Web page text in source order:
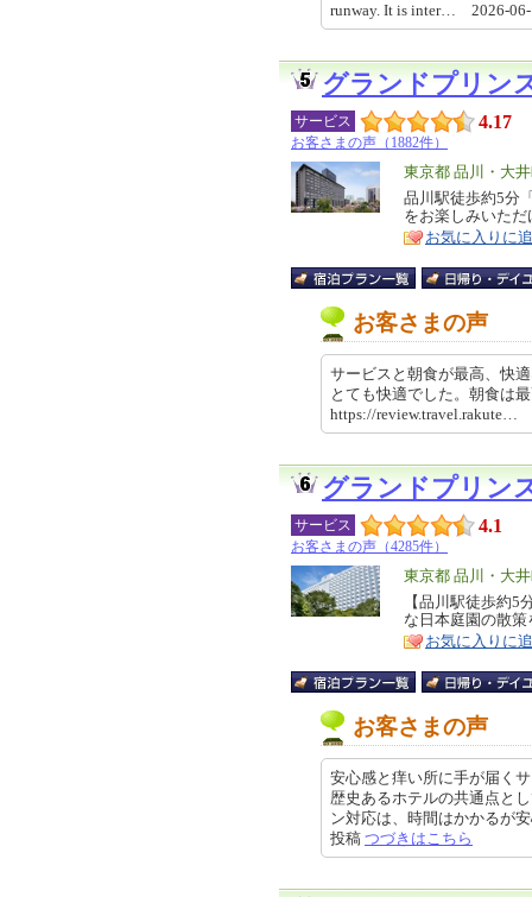
runway. It is inter… 2026-
グランドプリン
サービス 4.17
お客さまの声（1882件）
エ
リ
ア
東京都 品川・大
特
徴
品川駅徒歩約5分
をお楽しみいただ
お気に入りに
お客さまの声
サービスと朝食が最高、快
とても快適でした。朝食は
https://review.travel.rakute…
グランドプリン
サービス 4.1
お客さまの声（4285件）
エ
リ
ア
東京都 品川・大
特
徴
【品川駅徒歩約
な日本庭園の散
お気に入りに
お客さまの声
安心感と痒い所に手が届く
歴史あるホテルの共通点と
ン対応は、時間はかかるが
投稿 つづきはこちら